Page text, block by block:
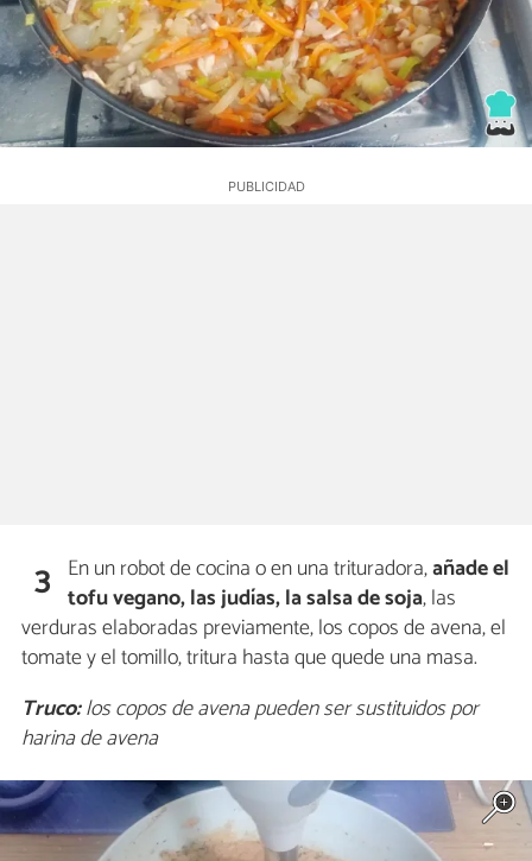
3 En un robot de cocina o en una trituradora,añade el
tofu vegano, las judías, la salsa de soja, las
verduras elaboradas previamente, los copos de avena, el
tomate y el tomillo, tritura hasta que quede una masa.
Truco:los copos de avena pueden ser sustituidos por
harina de avena